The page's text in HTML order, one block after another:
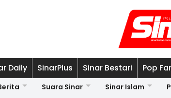
Daily SinarPlus Sinar Bestari Pop
Suara Sinar Sinar Islam